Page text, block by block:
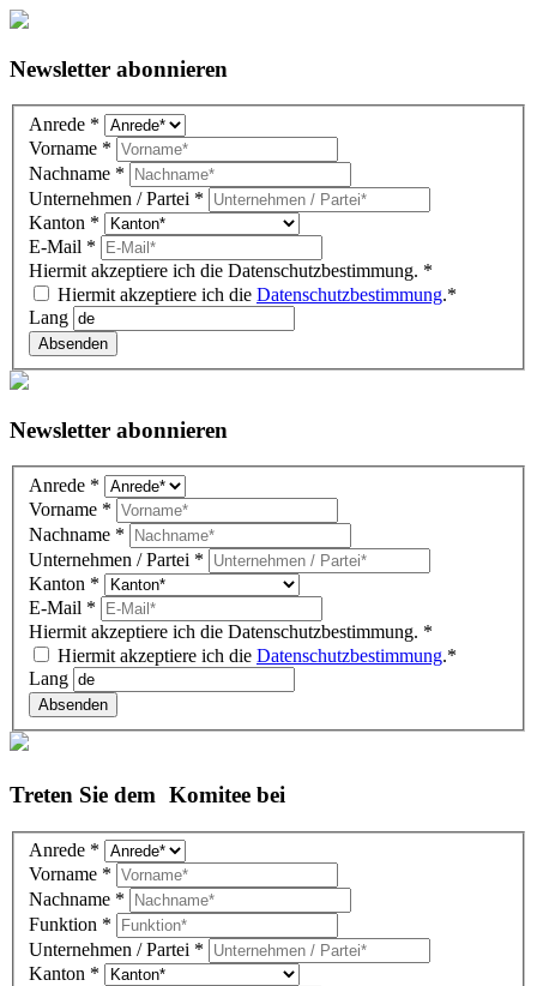
Newsletter abonnieren
Newsletter
DE
(overlay)
Anrede *
Vorname *
Nachname *
Unternehmen / Partei *
Kanton *
E-Mail *
Hiermit akzeptiere ich die Datenschutzbestimmung. *
Hiermit akzeptiere ich die Datenschutzbestimmung.*
Lang
Absenden
Newsletter abonnieren
Newsletter
DE
(Gutenberg
block)
Anrede *
Vorname *
Nachname *
Unternehmen / Partei *
Kanton *
E-Mail *
Hiermit akzeptiere ich die Datenschutzbestimmung. *
Hiermit akzeptiere ich die Datenschutzbestimmung.*
Lang
Absenden
Treten Sie dem Komitee bei
Komitee
DE
(overlay)
Anrede *
Vorname *
Nachname *
Funktion *
Unternehmen / Partei *
Kanton *